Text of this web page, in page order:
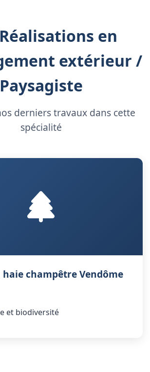
en
extérieur /
Paysagiste
derniers travaux dans cette
spécialité
champêtre Vendôme
et biodiversité